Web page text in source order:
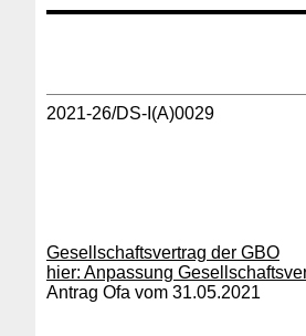
2021-26/DS-I(A)0029
Gesellschaftsvertrag der GBO
hier: Anpassung
Antrag Ofa vom 31.05.2021